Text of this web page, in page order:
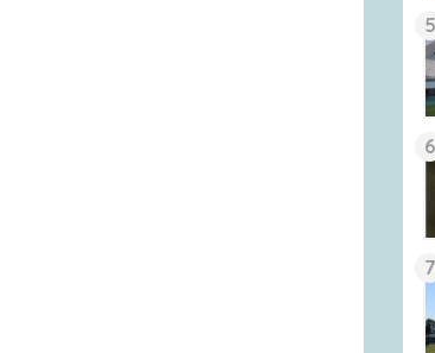
5
6
7